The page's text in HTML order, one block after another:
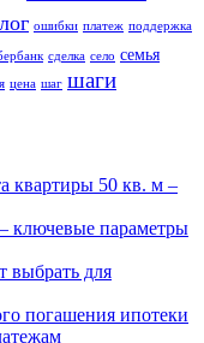
ошибки платеж поддержка
сделка село семья
цена шаг шаги
квартиры 50 кв. м –
ключевые параметры
выбрать для
погашения ипотеки